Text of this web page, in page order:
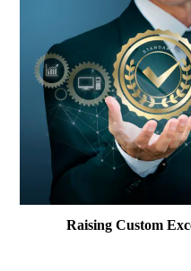
Raising Custom